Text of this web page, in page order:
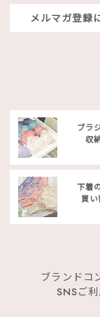
メルマガ登録
ブラ
収
下着
買い
ブランドコ
SNSご